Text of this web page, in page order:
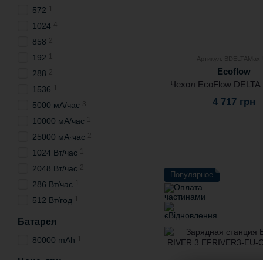
Артикул: BDELTAMax-
Ecoflow
Чехол EcoFlow DELTA
4 717 грн
Популярное
572
1024
858
192
288
1536
5000 мА/час
10000 мА/час
25000 мА·час
1024 Вт/час
2048 Вт/час
286 Вт/час
512 Вт/год
Батарея
80000 mAh